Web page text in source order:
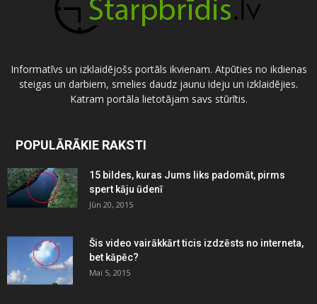
Informatīvs un izklaidējošs portāls ikvienam. Atpūties no ikdienas
steigas un darbiem, smelies daudz jaunu ideju un izklaidējies.
Katram portāla lietotājam savs stūrītis.
POPULĀRĀKIE RAKSTI
15 bildes, kuras Jums liks padomāt, pirms
spert kāju ūdenī
Jūn 20, 2015
Šis video vairākkārt ticis izdzēsts no interneta,
bet kāpēc?
Mai 5, 2015